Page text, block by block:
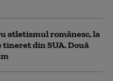
atletismul românesc, la
din SUA. Două